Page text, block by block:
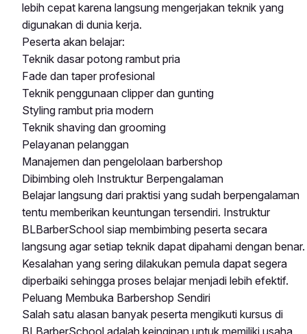
lebih cepat karena langsung mengerjakan teknik yang
digunakan di dunia kerja.
Peserta akan belajar:
Teknik dasar potong rambut pria
Fade dan taper profesional
Teknik penggunaan clipper dan gunting
Styling rambut pria modern
Teknik shaving dan grooming
Pelayanan pelanggan
Manajemen dan pengelolaan barbershop
Dibimbing oleh Instruktur Berpengalaman
Belajar langsung dari praktisi yang sudah berpengalaman
tentu memberikan keuntungan tersendiri. Instruktur
BLBarberSchool siap membimbing peserta secara
langsung agar setiap teknik dapat dipahami dengan benar.
Kesalahan yang sering dilakukan pemula dapat segera
diperbaiki sehingga proses belajar menjadi lebih efektif.
Peluang Membuka Barbershop Sendiri
Salah satu alasan banyak peserta mengikuti kursus di